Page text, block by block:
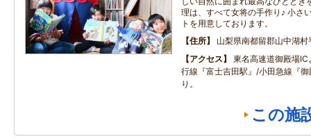
理は、すべて女将の手作り♪ 小さ
トを用意しております。
住所
山梨県南都留郡山中湖
アクセス
東名高速道御殿場
行線『富士吉田駅』/小田急線『
り。
この施